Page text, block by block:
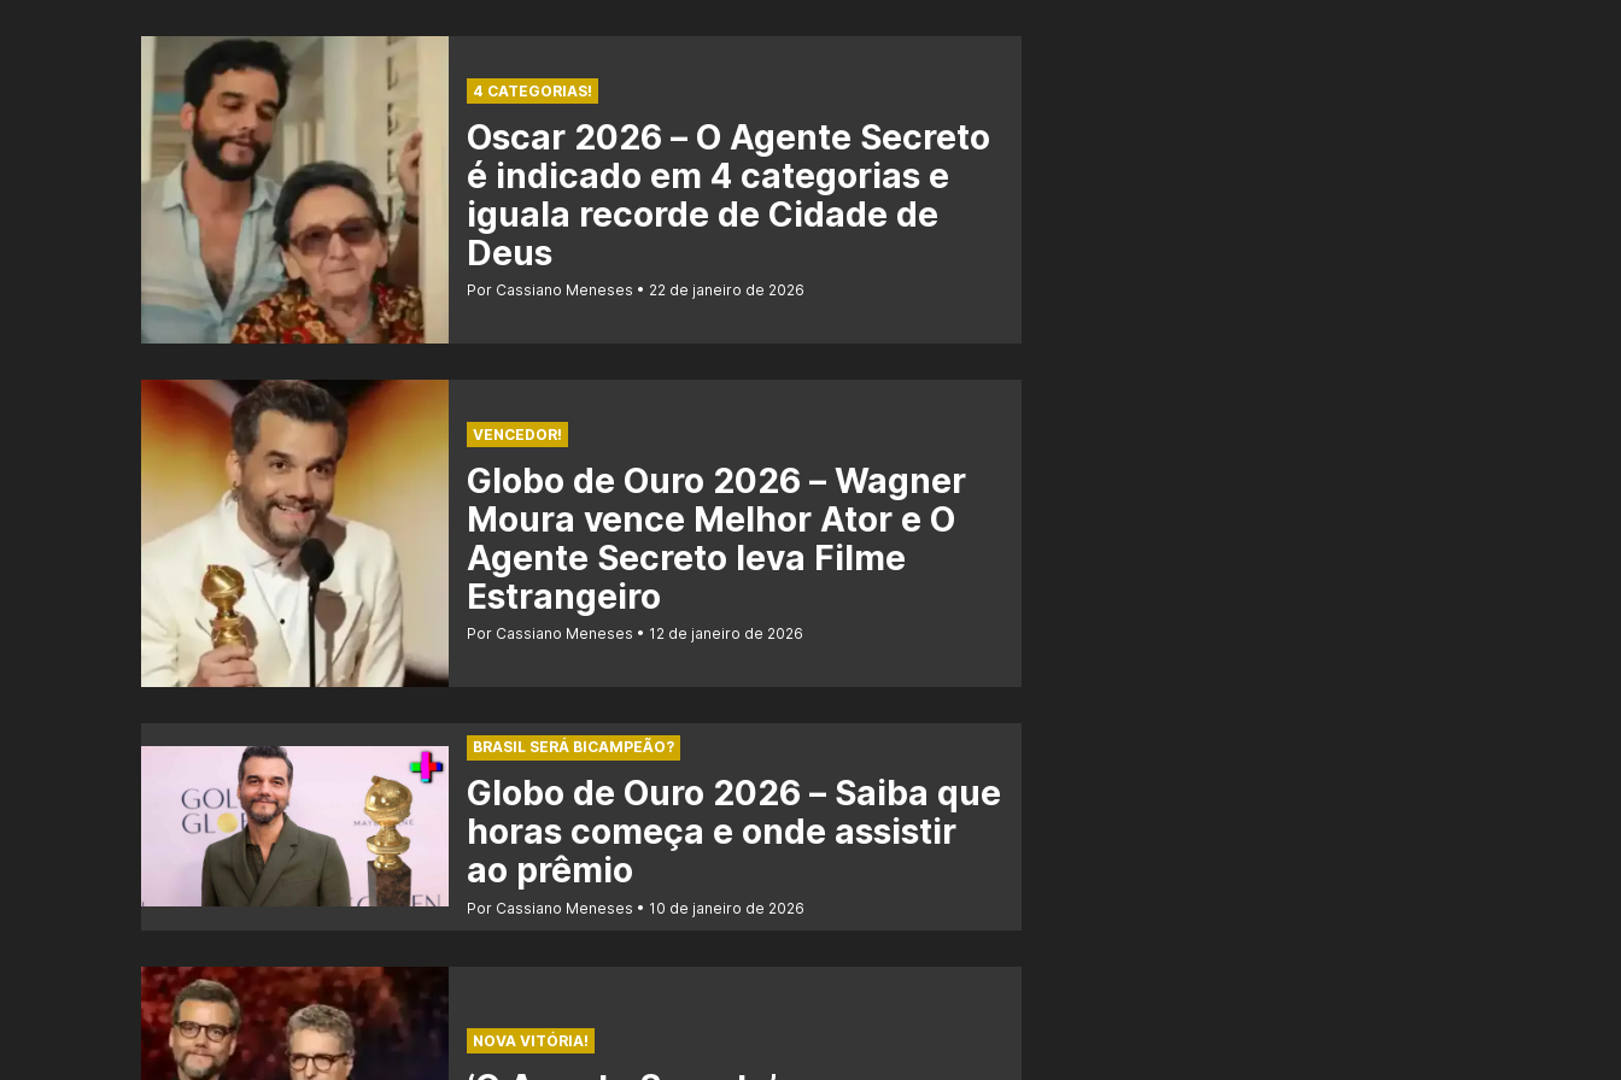
4 CATEGORIAS!
Oscar 2026 – O Agente Secreto
é indicado em 4 categorias e
iguala recorde de Cidade de
Deus
Por Cassiano Meneses 22 de janeiro de 2026
VENCEDOR!
Globo de Ouro 2026 – Wagner
Moura vence Melhor Ator e O
Agente Secreto leva Filme
Estrangeiro
Por Cassiano Meneses 12 de janeiro de 2026
BRASIL SERÁ BICAMPEÃO?
Globo de Ouro 2026 – Saiba que
horas começa e onde assistir
ao prêmio
Por Cassiano Meneses 10 de janeiro de 2026
NOVA VITÓRIA!